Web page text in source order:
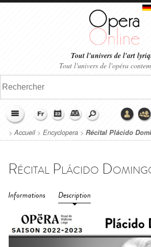
Tout l'univers de l'art
Tout l'univers de l'opéra
>Accueil> Encyclopera > Récital Plácido
Wallonie-Liège (2022)
Informations Description